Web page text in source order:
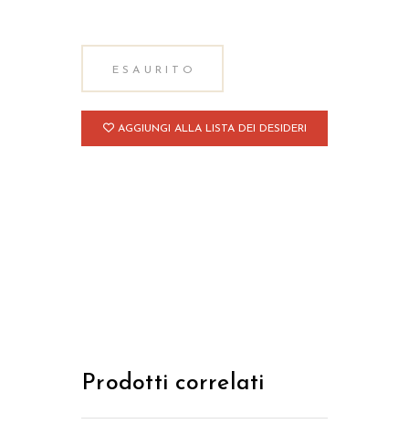
ESAURITO
AGGIUNGI ALLA LISTA DEI DESIDERI
Prodotti correlati